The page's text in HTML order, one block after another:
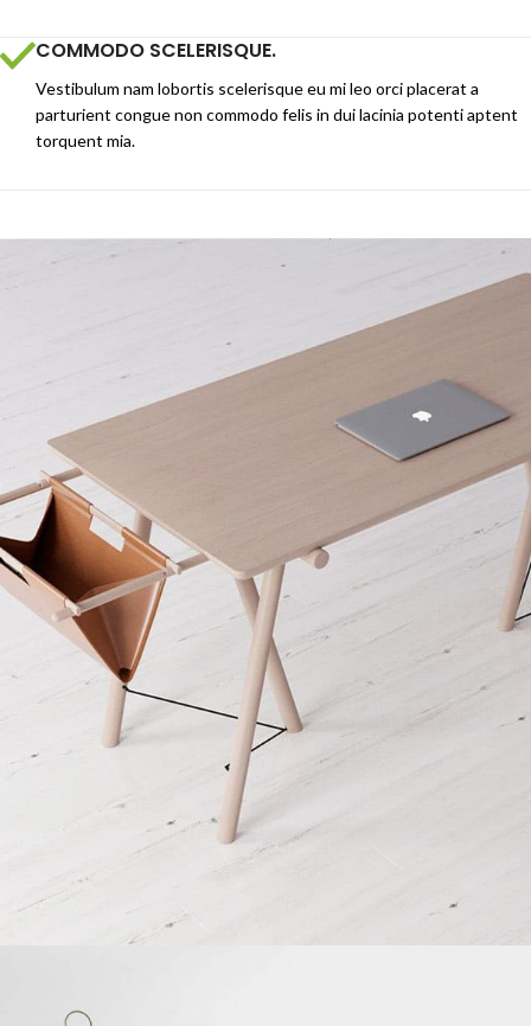
COMMODO SCELERISQUE.
Vestibulum nam lobortis scelerisque eu mi leo orci placerat a
parturient congue non commodo felis in dui lacinia potenti aptent
torquent mia.